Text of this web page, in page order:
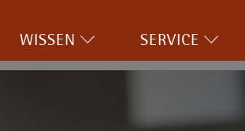
WISSEN SERVICE